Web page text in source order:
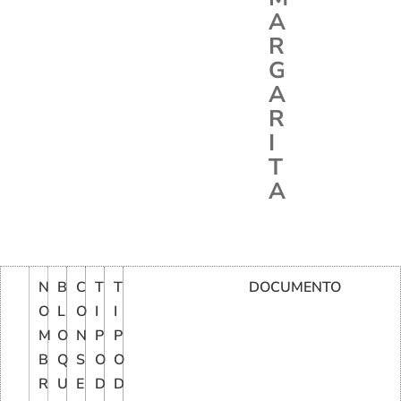
A
R
G
A
R
I
T
A
N
O
M
B
R
B
L
O
Q
U
C
O
N
S
E
T
I
P
O
D
T
I
P
O
D
DOCUMENTO